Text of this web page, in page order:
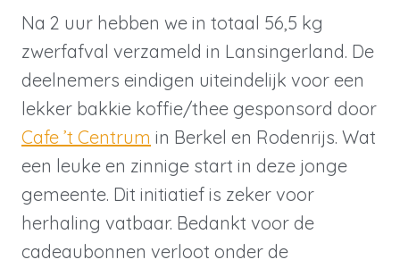
Na 2 uur hebben we in totaal 56,5 kg
zwerfafval verzameld in Lansingerland. De
deelnemers eindigen uiteindelijk voor een
lekker bakkie koffie/thee gesponsord door
Cafe ’t Centrum in Berkel en Rodenrijs. Wat
een leuke en zinnige start in deze jonge
gemeente. Dit initiatief is zeker voor
herhaling vatbaar. Bedankt voor de
cadeaubonnen verloot onder de